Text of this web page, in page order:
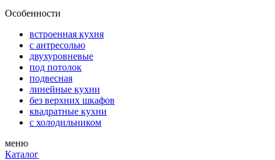
Особенности
встроенная кухня
с антресолью
двухуровневые
под потолок
подвесная
линейные кухни
без верхних шкафов
квадратные кухни
с холодильником
меню
Каталог